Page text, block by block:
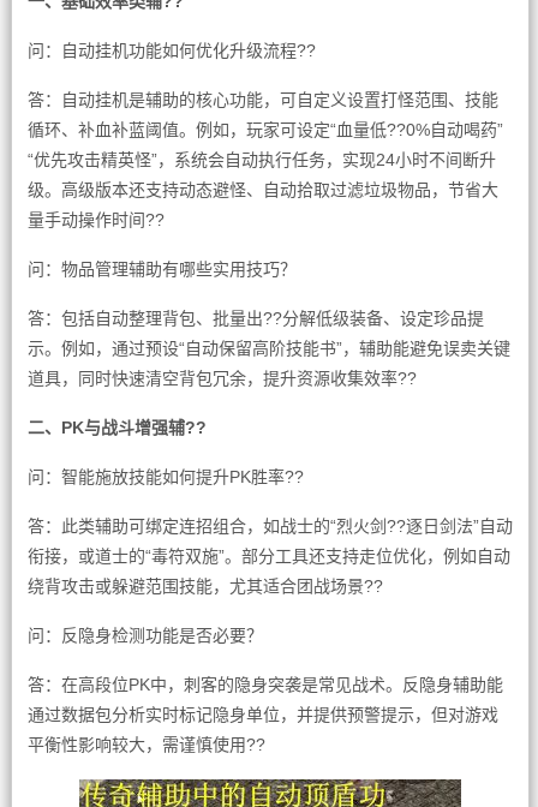
问：自动挂机功能如何优化升级流程??
答：自动挂机是辅助的核心功能，可自定义设置打怪范围、技能
循环、补血补蓝阈值。例如，玩家可设定“血量低??0%自动喝药”
“优先攻击精英怪”，系统会自动执行任务，实现24小时不间断升
级。高级版本还支持动态避怪、自动拾取过滤垃圾物品，节省大
量手动操作时间??
问：物品管理辅助有哪些实用技巧？
答：包括自动整理背包、批量出??分解低级装备、设定珍品提
示。例如，通过预设“自动保留高阶技能书”，辅助能避免误卖关键
道具，同时快速清空背包冗余，提升资源收集效率??
二、PK与战斗增强辅??
问：智能施放技能如何提升PK胜率??
答：此类辅助可绑定连招组合，如战士的“烈火剑??逐日剑法”自动
衔接，或道士的“毒符双施”。部分工具还支持走位优化，例如自动
绕背攻击或躲避范围技能，尤其适合团战场景??
问：反隐身检测功能是否必要？
答：在高段位PK中，刺客的隐身突袭是常见战术。反隐身辅助能
通过数据包分析实时标记隐身单位，并提供预警提示，但对游戏
平衡性影响较大，需谨慎使用??